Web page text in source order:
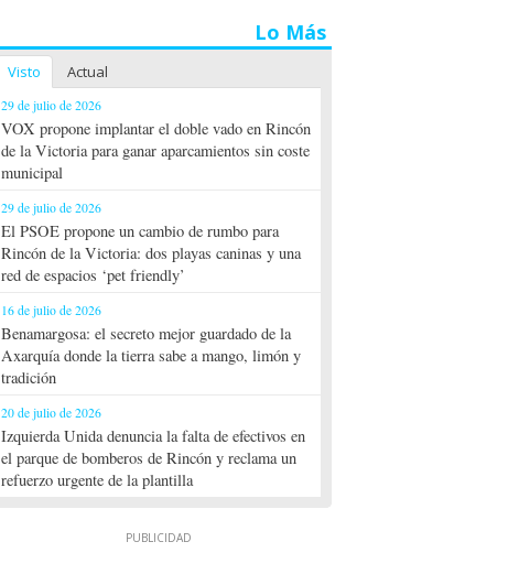
Lo Más
Visto Actual
29 de julio de 2026
VOX propone implantar el doble vado en Rincón
de la Victoria para ganar aparcamientos sin coste
municipal
29 de julio de 2026
El PSOE propone un cambio de rumbo para
Rincón de la Victoria: dos playas caninas y una
red de espacios ‘pet friendly’
16 de julio de 2026
Benamargosa: el secreto mejor guardado de la
Axarquía donde la tierra sabe a mango, limón y
tradición
20 de julio de 2026
Izquierda Unida denuncia la falta de efectivos en
el parque de bomberos de Rincón y reclama un
refuerzo urgente de la plantilla